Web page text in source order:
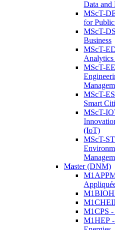
Data
MScT-
for
MScT-
Business
MScT-
Analytics
MScT-
MScT-
Smart
MScT-
(IoT)
MScT-
Master (DNM)
M1CPS -
M1HEP -